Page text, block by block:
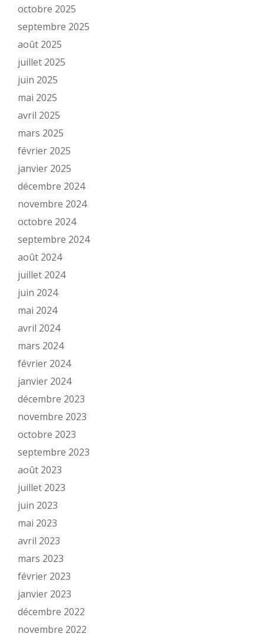
octobre 2025
septembre 2025
août 2025
juillet 2025
juin 2025
mai 2025
avril 2025
mars 2025
février 2025
janvier 2025
décembre 2024
novembre 2024
octobre 2024
septembre 2024
août 2024
juillet 2024
juin 2024
mai 2024
avril 2024
mars 2024
février 2024
janvier 2024
décembre 2023
novembre 2023
octobre 2023
septembre 2023
août 2023
juillet 2023
juin 2023
mai 2023
avril 2023
mars 2023
février 2023
janvier 2023
décembre 2022
novembre 2022